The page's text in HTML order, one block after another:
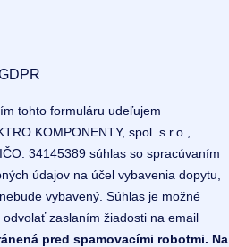
tohto formuláru udeľujem
KOMPONENTY, spol. s r.o.,
34145389 súhlas so spracúvaním
údajov na účel vybavenia dopytu,
vybavený. Súhlas je možné
zaslaním žiadosti na email
pred spamovacími robotmi. Na